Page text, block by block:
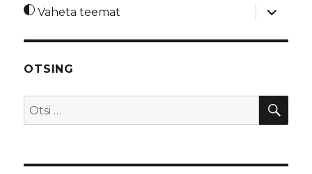
Vaheta teemat
laienda
OTSING
Otsi: